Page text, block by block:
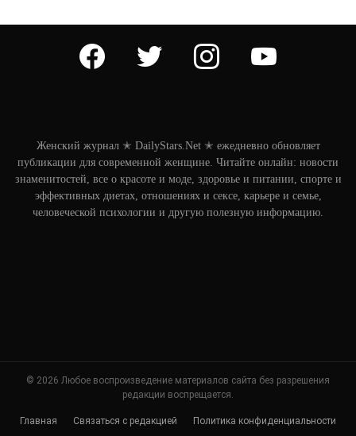
facebook twitter instagram
Женский журнал ✭ DailyStars.Net ✭ ежедневно обновляет
публикации для современной женщине. Читайте онлайн: новости
знаменитостей, все о красоте и моде, здоровье и питании, спорте и
эффективных диетах, отношениях и сексе, карьере и семье,
человеческой психологии и другую полезную информацию.
© 2026 Любое воспроизведение материалов сайта без разрешения
редакции воспрещается.
Главная Связаться с редакцией Политика конфиденциальности